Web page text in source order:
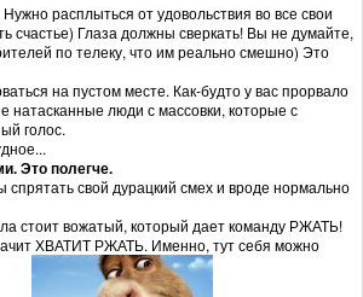
Нужно расплыться от удовольствия во все свои
счастье) Глаза должны сверкать! Вы не думайте,
по телеку, что им реально смешно) Это
на пустом месте. Как-будто у вас прорвало
натасканные люди с массовки, которые с
голос.
Это полегче.
свой дурацкий смех и вроде нормально
стоит вожатый, который дает команду РЖАТЬ!
ХВАТИТ РЖАТЬ. Именно, тут себя можно